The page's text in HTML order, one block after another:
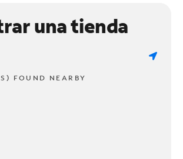
una tienda
FOUND NEARBY